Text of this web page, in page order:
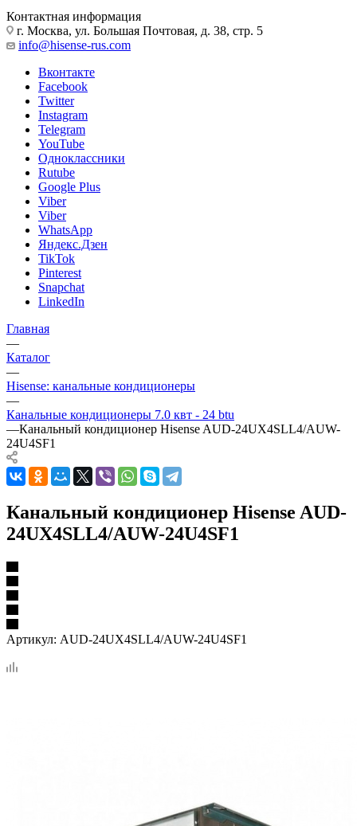
Контактная информация
г. Москва, ул. Большая Почтовая, д. 38, стр. 5
info@hisense-rus.com
Вконтакте
Facebook
Twitter
Instagram
Telegram
YouTube
Одноклассники
Rutube
Google Plus
Viber
Viber
WhatsApp
Яндекс.Дзен
TikTok
Pinterest
Snapchat
LinkedIn
Главная
—
Каталог
—
Hisense: канальные кондиционеры
—
Канальные кондиционеры 7.0 квт - 24 btu
—Канальный кондиционер Hisense AUD-24UX4SLL4/AUW-
24U4SF1
Канальный кондиционер Hisense AUD-
24UX4SLL4/AUW-24U4SF1
Артикул: AUD-24UX4SLL4/AUW-24U4SF1